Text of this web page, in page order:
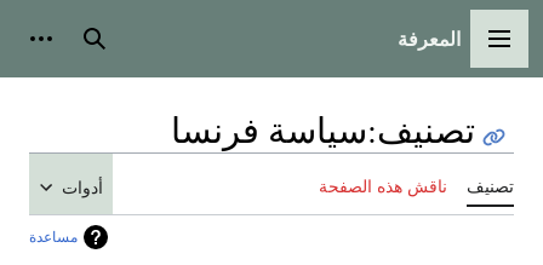
القائمة الرئيسية
المعرفة بحث
تصنيف:سياسة فرنسا
تصنيف ناقش هذه الصفحة أدوات
مساعدة